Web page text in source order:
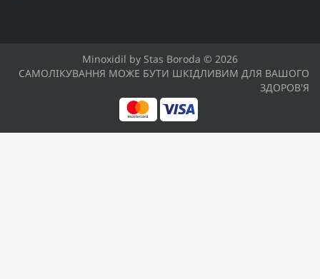
Minoxidil by Stas Boroda © 2026
САМОЛІКУВАННЯ МОЖЕ БУТИ ШКІДЛИВИМ ДЛЯ ВАШОГО
ЗДОРОВ'Я